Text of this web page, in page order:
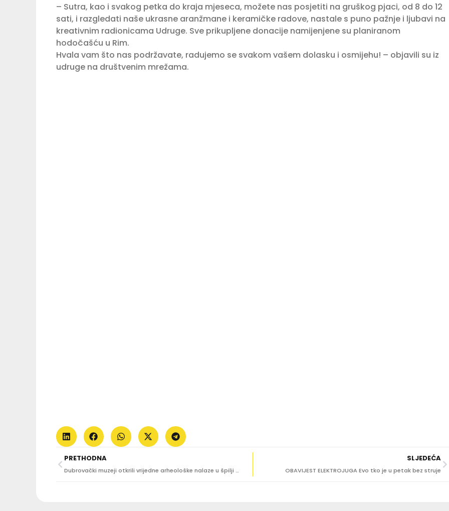
– Sutra, kao i svakog petka do kraja mjeseca, možete nas posjetiti na gruškog pjaci, od 8 do 12
sati, i razgledati naše ukrasne aranžmane i keramičke radove, nastale s puno pažnje i ljubavi na
kreativnim radionicama Udruge. Sve prikupljene donacije namijenjene su planiranom
hodočašću u Rim.
Hvala vam što nas podržavate, radujemo se svakom vašem dolasku i osmijehu! – objavili su iz
udruge na društvenim mrežama.
PRETHODNA
Dubrovački muzeji otkrili vrijedne arheološke nalaze u špilji Crno jezero iznad Ponikava na Pelješcu
SLJEDEĆA
OBAVIJEST ELEKTROJUGA Evo tko je u petak bez struje